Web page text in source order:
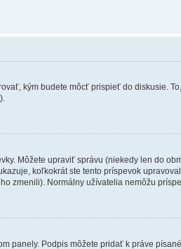
kým budete môcť prispieť do diskusie.
Môžete upraviť správu (niekedy len do
koľkokrát ste tento príspevok
zmenili). Normálny užívatelia nemôžu
panely. Podpis môžete pridať k práve